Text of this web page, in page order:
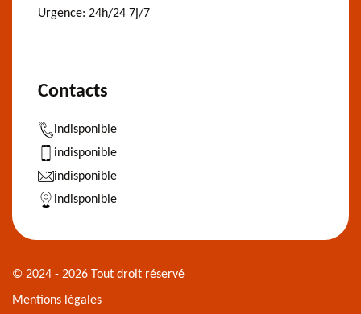
Urgence: 24h/24 7j/7
Contacts
indisponible
indisponible
indisponible
indisponible
© 2024 - 2026 Tout droit réservé
Mentions légales